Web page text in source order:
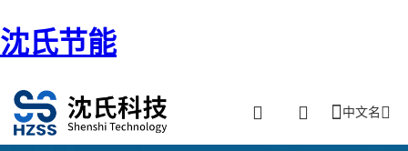
沈氏节能
中文名